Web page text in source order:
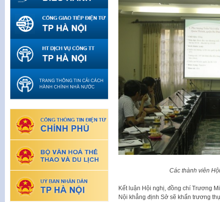
Các thành viên
Kết luận Hội nghị, đồng chí Trương
Nội khẳng định Sở sẽ khẩn trương